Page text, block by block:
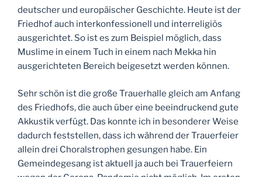
deutscher und europäischer Geschichte. Heute ist der
Friedhof auch interkonfessionell und interreligiös
ausgerichtet. So ist es zum Beispiel möglich, dass
Muslime in einem Tuch in einem nach Mekka hin
ausgerichteten Bereich beigesetzt werden können.
Sehr schön ist die große Trauerhalle gleich am Anfang
des Friedhofs, die auch über eine beeindruckend gute
Akkustik verfügt. Das konnte ich in besonderer Weise
dadurch feststellen, dass ich während der Trauerfeier
allein drei Choralstrophen gesungen habe. Ein
Gemeindegesang ist aktuell ja auch bei Trauerfeiern